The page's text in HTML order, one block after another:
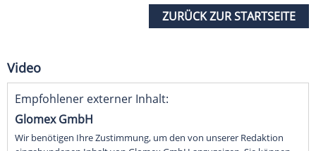
ZURÜCK ZUR STARTSEITE
Video
Empfohlener externer Inhalt:
Glomex GmbH
Wir benötigen Ihre Zustimmung, um den von unserer Redaktion